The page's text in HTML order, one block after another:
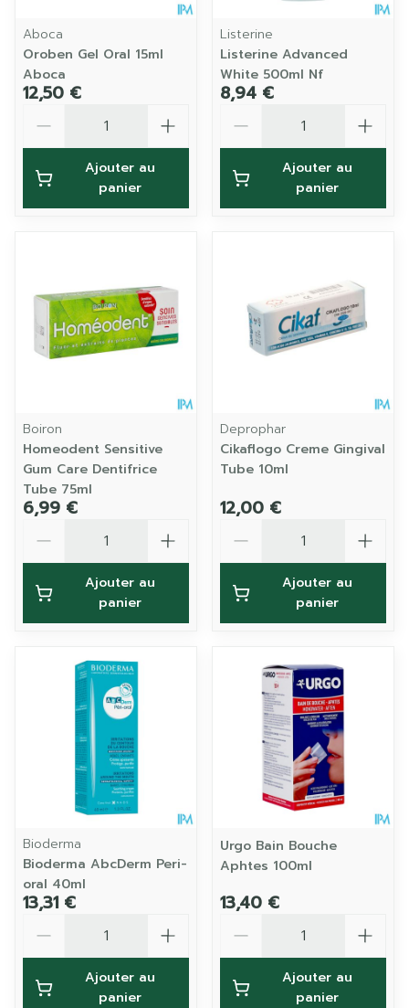
Aboca
Oroben Gel Oral 15ml
Aboca
12,50 €
Ajouter au
panier
Listerine
Listerine Advanced
White 500ml Nf
8,94 €
Ajouter au
panier
Boiron
Homeodent Sensitive
Gum Care Dentifrice
Tube 75ml
6,99 €
Ajouter au
panier
Deprophar
Cikaflogo Creme Gingival
Tube 10ml
12,00 €
Ajouter au
panier
Bioderma
Bioderma AbcDerm Peri-
oral 40ml
13,31 €
Ajouter au
panier
Urgo Bain Bouche
Aphtes 100ml
13,40 €
Ajouter au
panier